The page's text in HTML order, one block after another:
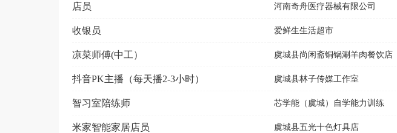
店员 河南奇舟医疗器械有限公司
收银员 爱鲜生生活超市
凉菜师傅(中工） 虞城县尚闲斋铜锅涮羊肉餐饮店
抖音PK主播（每天播2-3小时） 虞城县林子传媒工作室
智习室陪练师 芯学能（虞城）自学能力训练
米家智能家居店员 虞城县五光十色灯具店